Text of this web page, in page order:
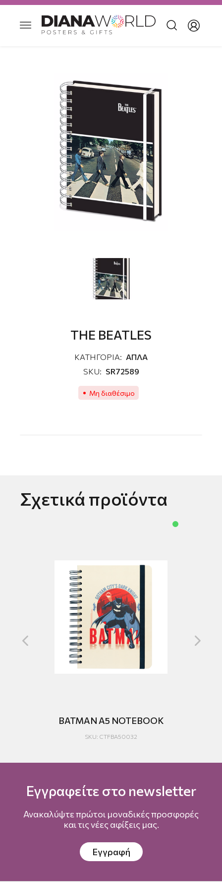
THE BEATLES
ΚΑΤΗΓΟΡΙΑ: ΑΠΛΑ
SKU: SR72589
Μη διαθέσιμο
Σχετικά προϊόντα
BATMAN A5 NOTEBOOK
SKU: CTFBA50032
Εγγραφείτε στο newsletter
Ανακαλύψτε πρώτοι μοναδικές προσφορές
και τις νέες αφίξεις μας.
Εγγραφή